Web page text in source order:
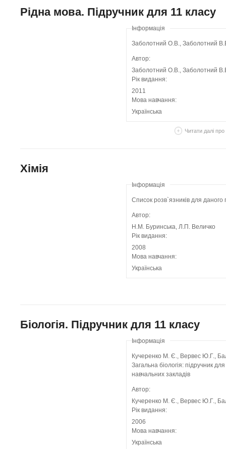
Рідна мова. Підручник для 11 класу
Інформація
Заболотний О.В., Заболотний
Автор:
Заболотний О.В., Заболотний
Рік видання:
2011
Мова навчання:
Українська
Читати далі про
Хімія
Інформація
Список розв`язників для даного
Автор:
Н.М. Буринська, Л.П. Величко
Рік видання:
2008
Мова навчання:
Українська
Біологія. Підручник для 11 класу
Інформація
Кучеренко М. Є., Вервес Ю.Г.,
Загальна біологія: підручник
навчальних закладів
Автор:
Кучеренко М. Є., Вервес Ю.Г.,
Рік видання:
2006
Мова навчання:
Українська